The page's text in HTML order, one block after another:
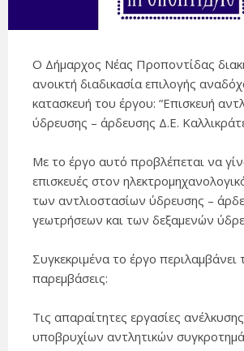
Ο Δήμαρχος Νέας Προποντίδας
ανοικτή διαδικασία επιλογής
κατασκευή του έργου: “Επισκευή
ύδρευσης – άρδευσης Δ.Ε.
Με το έργο αυτό προβλέπεται να
επισκευές στον
των αντλιοστασίων ύδρευσης –
γεωτρήσεων και των δεξαμενών
Συγκεκριμένα το έργο περιλαμβάνει
παρεμβάσεις:
Τις απαραίτητες εργασίες
υποβρυχίων αντλητικών